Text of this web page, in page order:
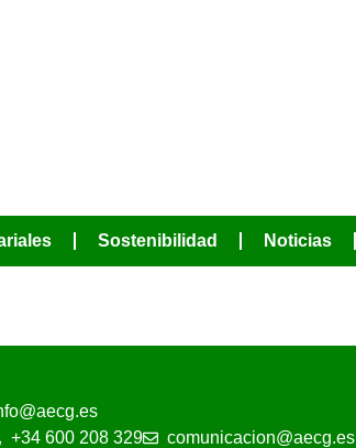
Sostenibilidad Noticias
+34 600 208 329 comunicacion@aecg.es